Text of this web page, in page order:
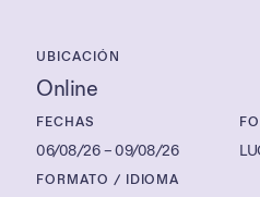
UBICACIÓN
Online
FECHAS
06/08/26 –09/08/26
FORMATO / IDIOMA